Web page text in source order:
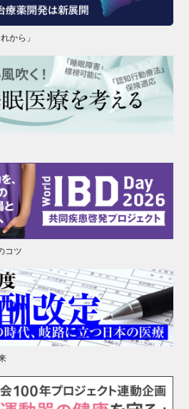
から」
コツ